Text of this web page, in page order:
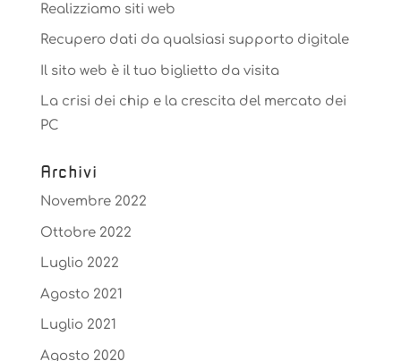
Realizziamo siti web
Recupero dati da qualsiasi supporto digitale
Il sito web è il tuo biglietto da visita
La crisi dei chip e la crescita del mercato dei
PC
Archivi
Novembre 2022
Ottobre 2022
Luglio 2022
Agosto 2021
Luglio 2021
Agosto 2020